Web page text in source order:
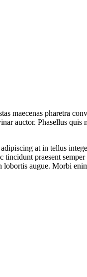
maecenas pharetra
auctor. Phasellus quis
at in tellus
praesent
augue. Morbi